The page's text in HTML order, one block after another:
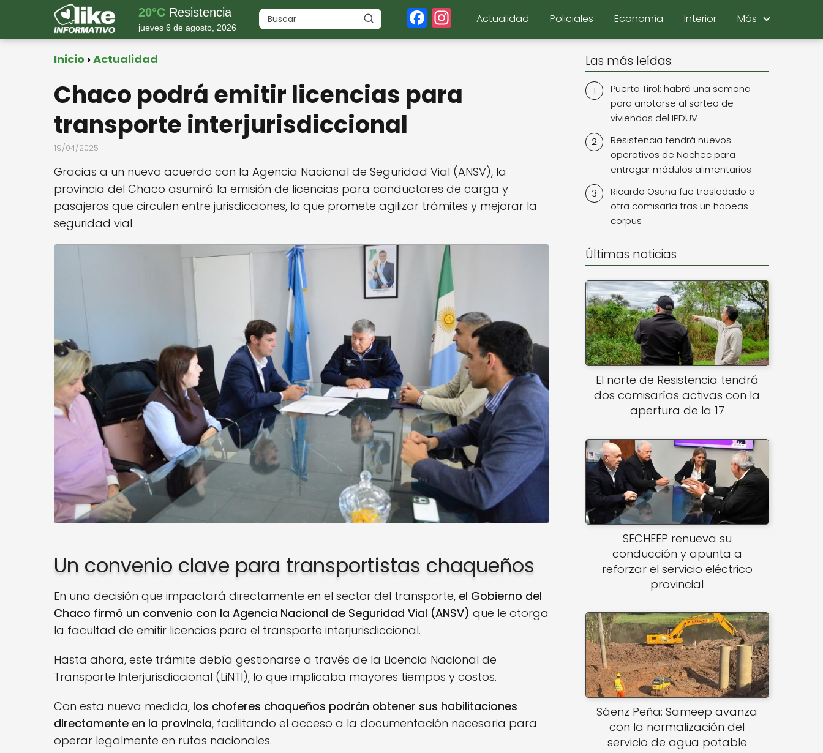
20°CResistencia
jueves 6 de agosto, 2026 F
a
b
In
st
r
Actualidad Policiales Economía Interior Más
Inicio Actualidad
Chaco podrá emitir licencias para
transporte interjurisdiccional
19/04/2025
Gracias a un nuevo acuerdo con la Agencia Nacional de Seguridad Vial (ANSV), la
provincia del Chaco asumirá la emisión de licencias para conductores de carga y
pasajeros que circulen entre jurisdicciones, lo que promete agilizar trámites y mejorar la
seguridad vial.
Un convenio clave para transportistas chaqueños
En una decisión que impactará directamente en el sector del transporte, el Gobierno del
Chaco firmó un convenio con la Agencia Nacional de Seguridad Vial (ANSV) que le otorga
la facultad de emitir licencias para el transporte interjurisdiccional.
Hasta ahora, este trámite debía gestionarse a través de la Licencia Nacional de
Transporte Interjurisdiccional (LiNTI), lo que implicaba mayores tiempos y costos.
Con esta nueva medida, los choferes chaqueños podrán obtener sus habilitaciones
directamente en la provincia, facilitando el acceso a la documentación necesaria para
operar legalmente en rutas nacionales.
Las más leídas:
Puerto Tirol: habrá una semana
para anotarse al sorteo de
viviendas del IPDUV
Resistencia tendrá nuevos
operativos de Ñachec para
entregar módulos alimentarios
Ricardo Osuna fue trasladado a
otra comisaría tras un habeas
corpus
Últimas noticias
El norte de Resistencia tendrá
dos comisarías activas con la
apertura de la 17
SECHEEP renueva su
conducción y apunta a
reforzar el servicio eléctrico
provincial
Sáenz Peña: Sameep avanza
con la normalización del
servicio de agua potable